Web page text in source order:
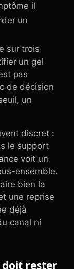
il
un
sur trois
un gel
pas
de décision
un
discret :
le support
voit un
ensemble.
bien la
une reprise
déjà
canal ni
rester